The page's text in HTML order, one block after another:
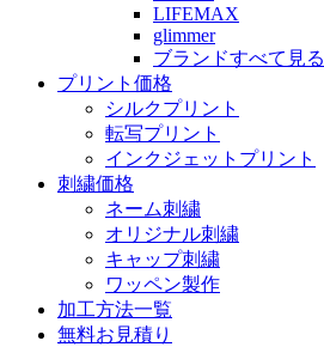
LIFEMAX
glimmer
ブランドすべて見る
プリント価格
シルクプリント
転写プリント
インクジェットプリント
刺繍価格
ネーム刺繍
オリジナル刺繍
キャップ刺繍
ワッペン製作
加工方法一覧
無料お見積り